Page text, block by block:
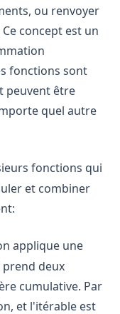
ou renvoyer
concept est un
fonctions sont
peuvent être
quel autre
fonctions qui
et combiner
applique une
deux
cumulative. Par
et l'itérable est